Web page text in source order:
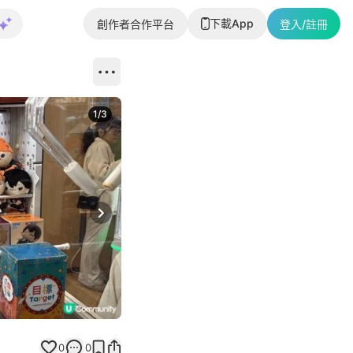
創作者合作平台 下載App 登入/註冊
Next slide
1/3
0 0